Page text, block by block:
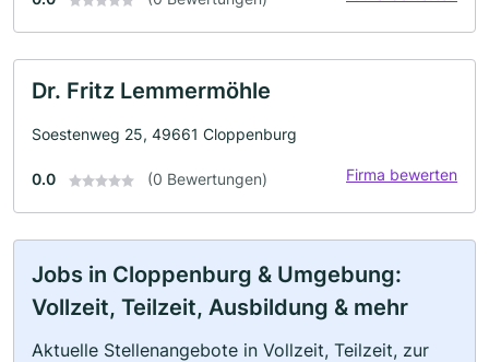
Dr. Fritz Lemmermöhle
Soestenweg 25, 49661 Cloppenburg
0.0 (0 Bewertungen) Firma bewerten
Jobs in Cloppenburg & Umgebung:
Vollzeit, Teilzeit, Ausbildung & mehr
Aktuelle Stellenangebote in Vollzeit, Teilzeit, zur